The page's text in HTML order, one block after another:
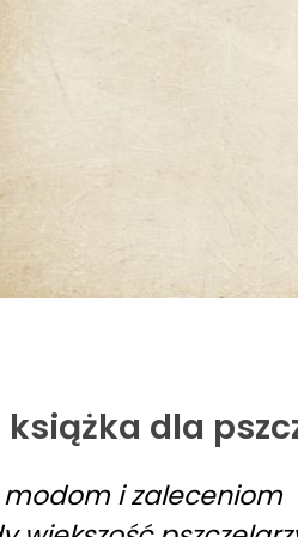
dla
modom i zaleceniom